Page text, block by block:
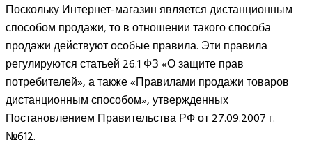
Поскольку Интернет-магазин является дистанционным
способом продажи, то в отношении такого способа
продажи действуют особые правила. Эти правила
регулируются статьей 26.1 ФЗ «О защите прав
потребителей», а также «Правилами продажи товаров
дистанционным способом», утвержденных
Постановлением Правительства РФ от 27.09.2007 г.
№612.